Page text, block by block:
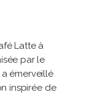
Latte à
par le
émerveillé
inspirée de